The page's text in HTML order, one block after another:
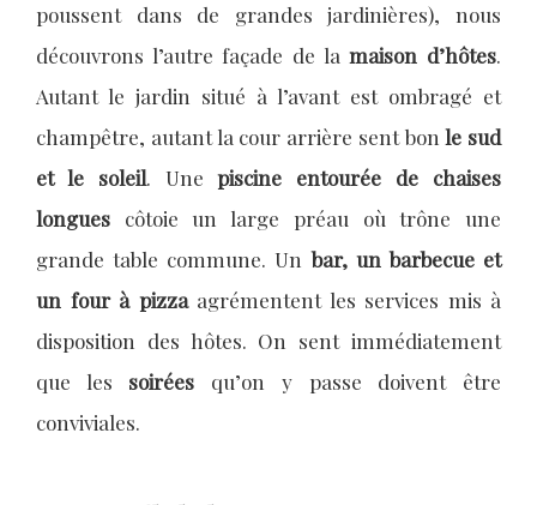
poussent dans de grandes jardinières), nous
découvrons l’autre façade de lamaison d’hôtes.
Autant le jardin situé à l’avant est ombragé et
champêtre, autant la cour arrière sent bonle sud
et le soleil. Unepiscine entourée de chaises
longues côtoie un large préau où trône une
grande table commune. Unbar, un barbecue et
un four à pizzaagrémentent les services mis à
disposition des hôtes. On sent immédiatement
que les soirées qu’on y passe doivent être
conviviales.